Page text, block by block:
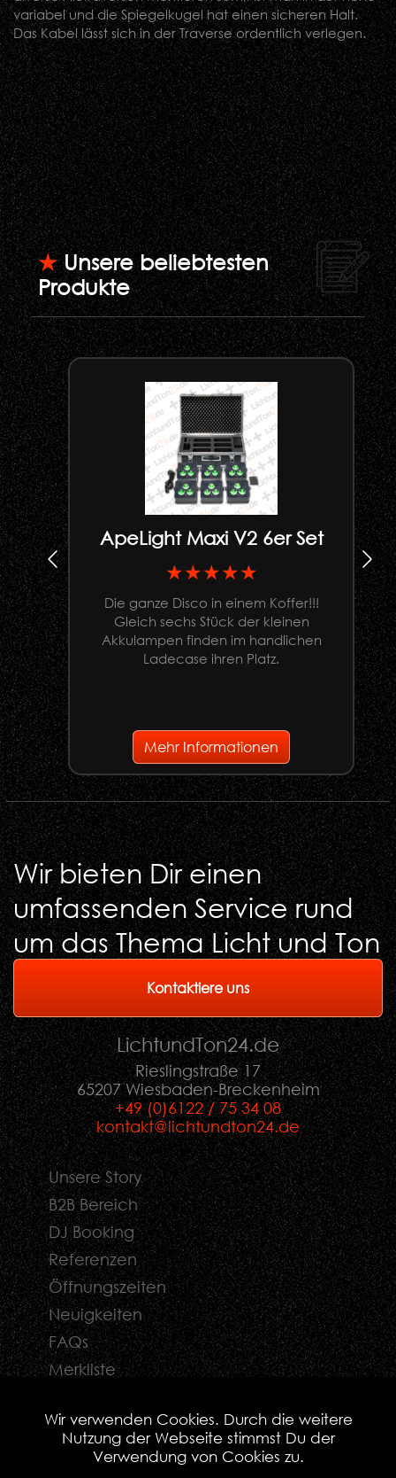
variabel und die Spiegelkugel hat einen sicheren Halt.
Das Kabel lässt sich in der Traverse ordentlich verlegen.
★Unsere beliebtesten
Produkte
ApeLight Maxi V2 6er Set
★★★★★
Die ganze Disco in einem Koffer!!!
Gleich sechs Stück der kleinen
Akkulampen finden im handlichen
Ladecase ihren Platz.
Mehr Informationen
Wir bieten Dir einen
umfassenden Service rund
um das Thema Licht und Ton
Kontaktiere uns
LichtundTon24.de
Rieslingstraße 17
65207 Wiesbaden-Breckenheim
+49 (0)6122 / 75 34 08
kontakt@lichtundton24.de
Unsere Story
B2B Bereich
DJ Booking
Referenzen
Öffnungszeiten
Neuigkeiten
FAQs
Merkliste
Wir verwenden Cookies. Durch die weitere
Nutzung der Webseite stimmst Du der
Verwendung von Cookies zu.